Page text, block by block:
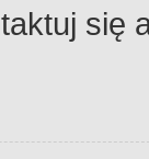
się